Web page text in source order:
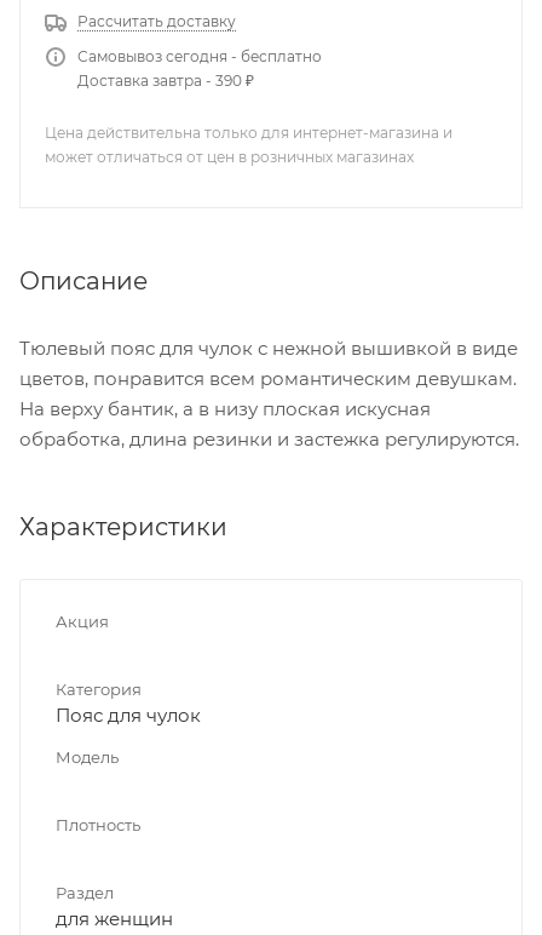
Рассчитать доставку
Самовывоз сегодня - бесплатно
Доставка завтра - 390 ₽
Цена действительна только для интернет-магазина и
может отличаться от цен в розничных магазинах
Описание
Тюлевый пояс для чулок с нежной вышивкой в виде
цветов, понравится всем романтическим девушкам.
На верху бантик, а в низу плоская искусная
обработка, длина резинки и застежка регулируются.
Характеристики
Акция
Категория
Пояс для чулок
Модель
Плотность
Раздел
для женщин